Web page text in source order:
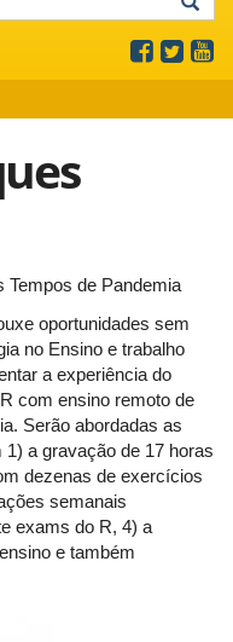
Tempos de Pandemia
oportunidades sem
no Ensino e trabalho
a experiência do
com ensino remoto de
Serão abordadas as
a gravação de 17 horas
dezenas de exercícios
semanais
exams do R, 4) a
e também